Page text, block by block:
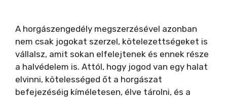
A horgászengedély megszerzésével azonban
nem csak jogokat szerzel, kötelezettségeket is
vállalsz, amit sokan elfelejtenek és ennek része
a halvédelem is. Attól, hogy jogod van egy halat
elvinni, kötelességed őt a horgászat
befejezéséig kíméletesen, élve tárolni, és a